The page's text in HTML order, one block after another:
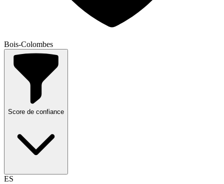
Bois-Colombes
Score de confiance
ES